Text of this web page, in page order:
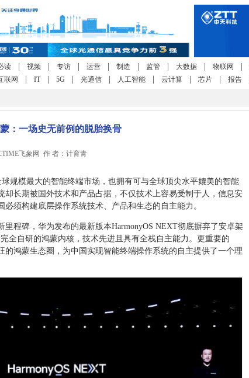
读 视频 专访 运营 制造 监管 大数据 物联网
联网
IT 5G 光通信 人工智能 云计算 芯片 报告
：一场史无前例的脱胎换骨
飞象网 作 者：计育青
规模最大的智能终端市场，也拥有可与全球顶尖水平媲美的智能
却长期被国外技术和产品占据，不仅技术上容易受制于人，信息安
须构建底层操作系统技术、产品和生态的自主能力。
程碑，华为发布的最新版本HarmonyOS NEXT彻底摒弃了安卓架
全自研的鸿蒙内核，技术先进且具有全栈自主能力。更重要的
的鸿蒙生态圈，为中国实现智能终端操作系统的自主提供了一个理